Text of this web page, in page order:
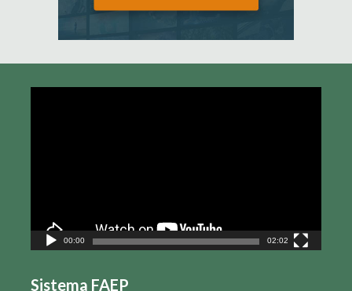
00:00 02:02
Sistema FAEP